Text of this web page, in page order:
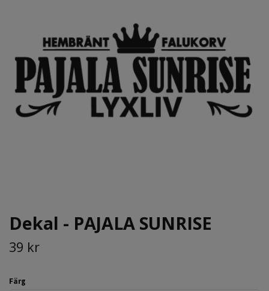
Dekal - PAJALA SUNRISE
39 kr
Färg